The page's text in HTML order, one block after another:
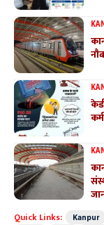
Quick Links: Kanpur